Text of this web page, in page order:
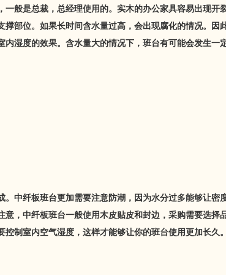
般是总裁，总经理使用的。实木的办公家具容易出现开
部位。如果长时间含水量过高，会出现腐化的情况。因
湿度的效果。含水量大的情况下，班台有可能会发生一
中纤板班台更加需要注意防潮，因为水分过多能够让密
，中纤板班台一般使用木皮贴皮和封边，采购需要选择
制室内空气湿度，这样才能够让你的班台使用更加长久。